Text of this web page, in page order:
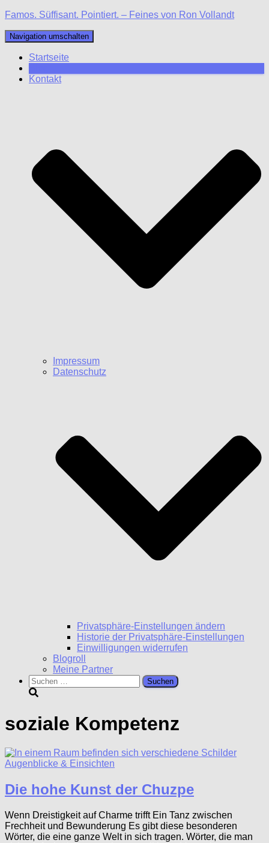
Famos. Süffisant. Pointiert. – Feines von Ron Vollandt
Navigation umschalten
Startseite
Kontakt
Impressum
Datenschutz
Privatsphäre-Einstellungen ändern
Historie der Privatsphäre-Einstellungen
Einwilligungen widerrufen
Blogroll
Meine Partner
Suchen
nach:
soziale Kompetenz
Augenblicke & Einsichten
Die hohe Kunst der Chuzpe
Wenn Dreistigkeit auf Charme trifft Ein Tanz zwischen
Frechheit und Bewunderung Es gibt diese besonderen
Wörter, die eine ganze Welt in sich tragen. Wörter, die man